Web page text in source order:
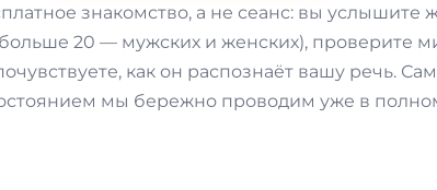
знакомство, а не сеанс: вы услышите
20 — мужских и женских), проверите
как он распознаёт вашу речь.
мы бережно проводим уже в